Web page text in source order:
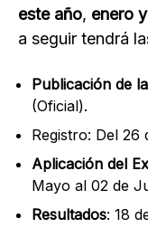
este año, enero
a seguir tendrá
Publicación de
(Oficial).
Registro: Del 26
Aplicación del
Mayo al 02 de
Resultados: 18